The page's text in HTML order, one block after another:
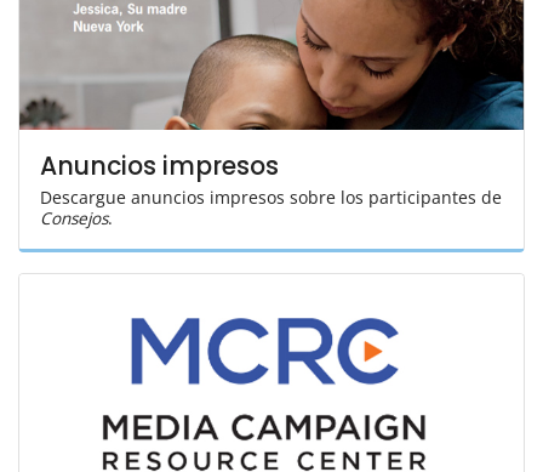
Anuncios impresos
Descargue anuncios impresos sobre los participantes de
Consejos.